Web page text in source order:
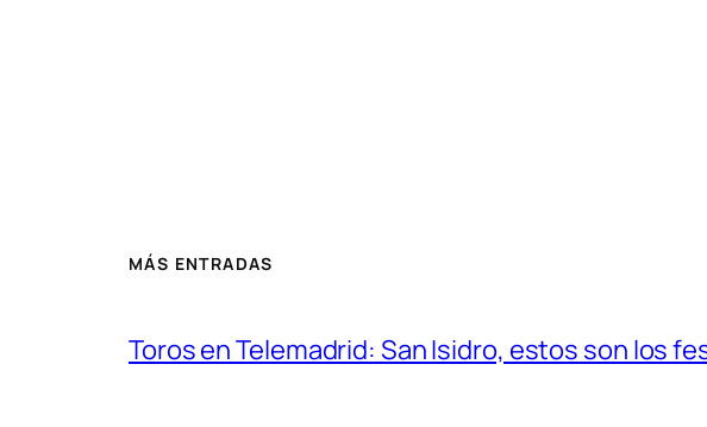
MÁS ENTRADAS
Toros en Telemadrid: San Isidro, estos son los